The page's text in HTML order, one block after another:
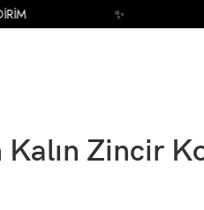
Kalın Zincir